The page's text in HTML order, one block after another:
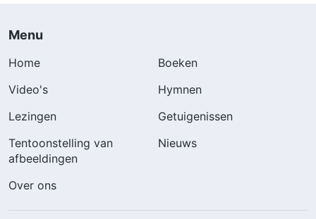
Menu
Home
Boeken
Video's
Hymnen
Lezingen
Getuigenissen
Tentoonstelling van
afbeeldingen
Nieuws
Over ons